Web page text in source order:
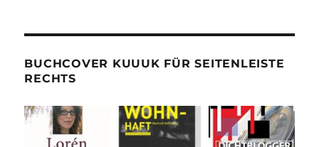
BUCHCOVER KUUUK FÜR SEITENLEISTE
RECHTS